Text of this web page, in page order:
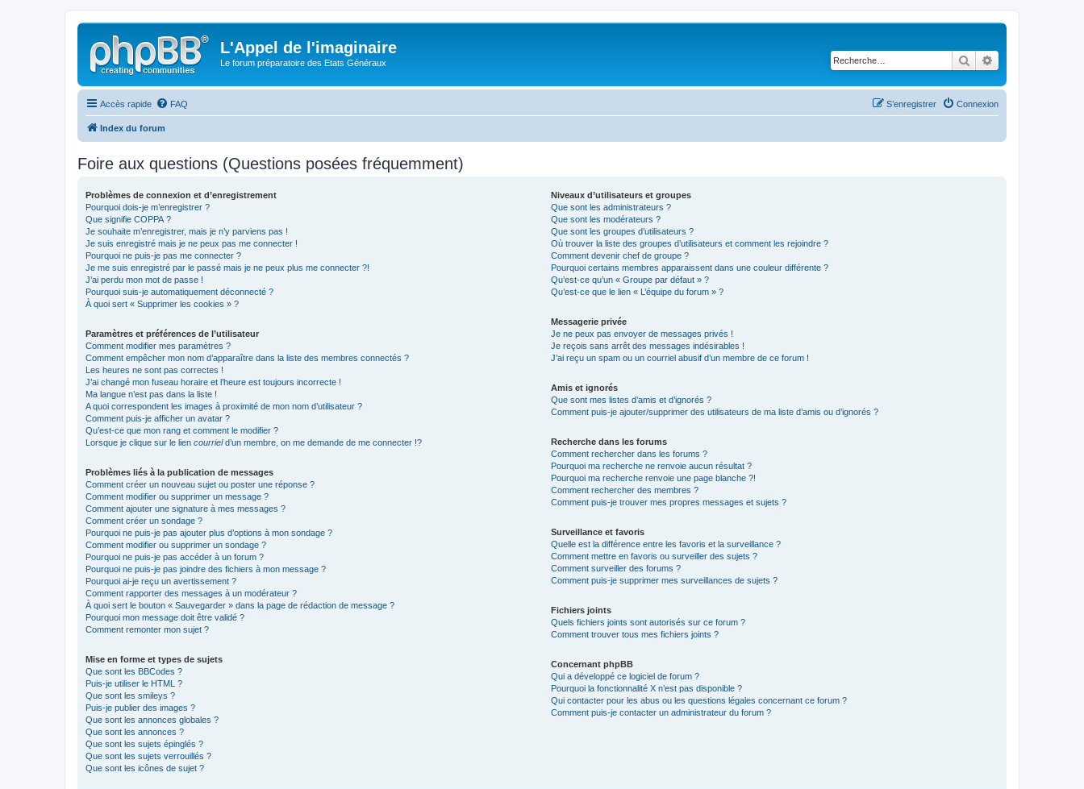
L'Appel de l'imaginaire
Le forum préparatoire des Etats Généraux Rechercher
Accès rapide FAQ Connexion
S’enregistrer
Index du forum
Foire aux questions (Questions posées fréquemment)
Problèmes de connexion et d’enregistrement
Pourquoi dois-je m’enregistrer ?
Que signifie COPPA ?
Je souhaite m’enregistrer, mais je n’y parviens pas !
Je suis enregistré mais je ne peux pas me connecter !
Pourquoi ne puis-je pas me connecter ?
Je me suis enregistré par le passé mais je ne peux plus me connecter ?!
J’ai perdu mon mot de passe !
Pourquoi suis-je automatiquement déconnecté ?
À quoi sert « Supprimer les cookies » ?
Paramètres et préférences de l’utilisateur
Comment modifier mes paramètres ?
Comment empêcher mon nom d’apparaître dans la liste des membres connectés ?
Les heures ne sont pas correctes !
J’ai changé mon fuseau horaire et l’heure est toujours incorrecte !
Ma langue n’est pas dans la liste !
A quoi correspondent les images à proximité de mon nom d’utilisateur ?
Comment puis-je afficher un avatar ?
Qu’est-ce que mon rang et comment le modifier ?
Lorsque je clique sur le lien courrield’un membre, on me demande de me connecter !?
Problèmes liés à la publication de messages
Comment créer un nouveau sujet ou poster une réponse ?
Comment modifier ou supprimer un message ?
Comment ajouter une signature à mes messages ?
Comment créer un sondage ?
Pourquoi ne puis-je pas ajouter plus d’options à mon sondage ?
Comment modifier ou supprimer un sondage ?
Pourquoi ne puis-je pas accéder à un forum ?
Pourquoi ne puis-je pas joindre des fichiers à mon message ?
Pourquoi ai-je reçu un avertissement ?
Comment rapporter des messages à un modérateur ?
À quoi sert le bouton « Sauvegarder » dans la page de rédaction de message ?
Pourquoi mon message doit être validé ?
Comment remonter mon sujet ?
Mise en forme et types de sujets
Que sont les BBCodes ?
Puis-je utiliser le HTML ?
Que sont les smileys ?
Puis-je publier des images ?
Que sont les annonces globales ?
Que sont les annonces ?
Que sont les sujets épinglés ?
Que sont les sujets verrouillés ?
Que sont les icônes de sujet ?
Niveaux d’utilisateurs et groupes
Que sont les administrateurs ?
Que sont les modérateurs ?
Que sont les groupes d’utilisateurs ?
Où trouver la liste des groupes d’utilisateurs et comment les rejoindre ?
Comment devenir chef de groupe ?
Pourquoi certains membres apparaissent dans une couleur différente ?
Qu’est-ce qu’un « Groupe par défaut » ?
Qu’est-ce que le lien « L’équipe du forum » ?
Messagerie privée
Je ne peux pas envoyer de messages privés !
Je reçois sans arrêt des messages indésirables !
J’ai reçu un spam ou un courriel abusif d’un membre de ce forum !
Amis et ignorés
Que sont mes listes d’amis et d’ignorés ?
Comment puis-je ajouter/supprimer des utilisateurs de ma liste d’amis ou d’ignorés ?
Recherche dans les forums
Comment rechercher dans les forums ?
Pourquoi ma recherche ne renvoie aucun résultat ?
Pourquoi ma recherche renvoie une page blanche ?!
Comment rechercher des membres ?
Comment puis-je trouver mes propres messages et sujets ?
Surveillance et favoris
Quelle est la différence entre les favoris et la surveillance ?
Comment mettre en favoris ou surveiller des sujets ?
Comment surveiller des forums ?
Comment puis-je supprimer mes surveillances de sujets ?
Fichiers joints
Quels fichiers joints sont autorisés sur ce forum ?
Comment trouver tous mes fichiers joints ?
Concernant phpBB
Qui a développé ce logiciel de forum ?
Pourquoi la fonctionnalité X n’est pas disponible ?
Qui contacter pour les abus ou les questions légales concernant ce forum ?
Comment puis-je contacter un administrateur du forum ?